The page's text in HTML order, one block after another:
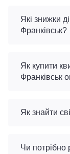
Які знижки
Франківськ?
Як купити
Франківськ
Як знайти
Чи потрібно